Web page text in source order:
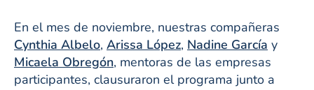
En el mes de noviembre, nuestras compañeras
Cynthia Albelo, Arissa López, Nadine García y
Micaela Obregón, mentoras de las empresas
participantes, clausuraron el programa junto a